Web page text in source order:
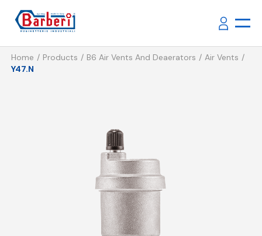
Home Products B6 Air Vents And Deaerators
Air Vents
Y47.N